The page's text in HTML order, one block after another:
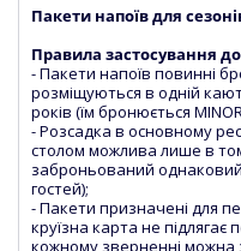
Пакети напоїв для
Правила застосування до
- Пакети напоїв повинні
розміщуються в одній
років (їм бронюється
- Розсадка в основному
столом можлива лише в
заброньований однаковий
гостей);
- Пакети призначені для
круїзна карта не
кожному зверненні можна